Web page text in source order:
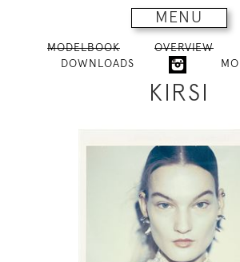
MENU
MODELBOOK OVERVIEW
DOWNLOADS
KIRSI